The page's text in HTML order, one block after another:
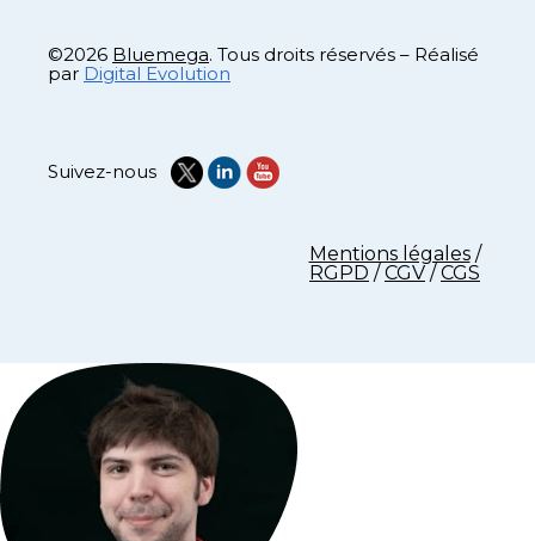
©2026 Bluemega. Tous droits réservés – Réalisé
par Digital Evolution
Suivez-nous
Mentions légales/
RGPD /CGV /CGS